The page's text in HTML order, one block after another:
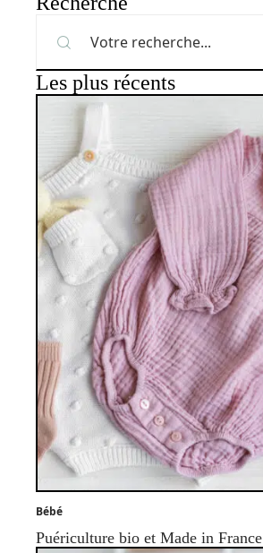
Les plus récents
Bébé
Puériculture bio et Made in France